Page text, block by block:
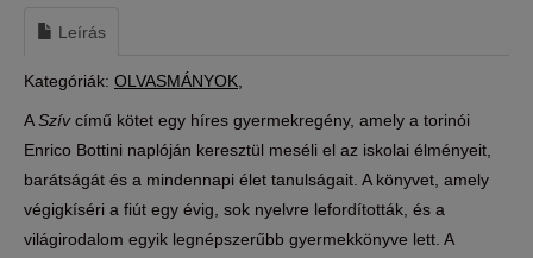
Leírás
Kategóriák: OLVASMÁNYOK
ASzívcímű kötet egy híres gyermekregény, amely a torinói
Enrico Bottini naplóján keresztül meséli el az iskolai élményeit,
barátságát és a mindennapi élet tanulságait. A könyvet, amely
végigkíséri a fiút egy évig, sok nyelvre lefordították, és a
világirodalom egyik legnépszerűbb gyermekkönyve lett. A